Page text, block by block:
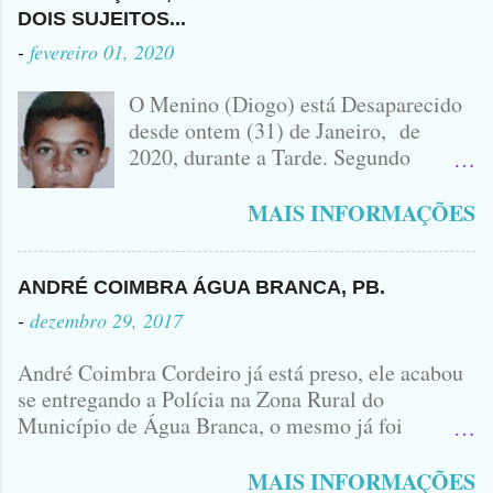
ACIDENTE EM QUE ZÉ DO RÁDIO
PERDEU A VIDA.... FOTO
IDOMINIS FIDELIS FOTO
IDOMINIS FIDELIS VEÍCULO
ENVOLVIDO NO ACIDENTE UMA
MONTANA NA FOTO VOCÊS
PODEM OBSERVAR QUE TODAS...
DOIS SUJEITOS...
- fevereiro 01, 2020
O Menino (Diogo) está Desaparecido
desde ontem (31) de Janeiro, de
2020, durante a Tarde. Segundo
Bairro Jardim Karlota, aqui em
Companhia de dois Elementos. [83]9
98356406 - Se você souber de alguma
Informação, favor avisar através deste
Luciana, ela tá Desesperada.
MAIS INFORMAÇÕES
ANDRÉ COIMBRA ÁGUA BRANCA, PB.
- dezembro 29, 2017
André Coimbra Cordeiro já está preso, ele acabou
se entregando a Polícia na Zona Rural do
Município de Água Branca, o mesmo já foi
cedo, tinha surgido a informação que, o acusado,
MAIS INFORMAÇÕES